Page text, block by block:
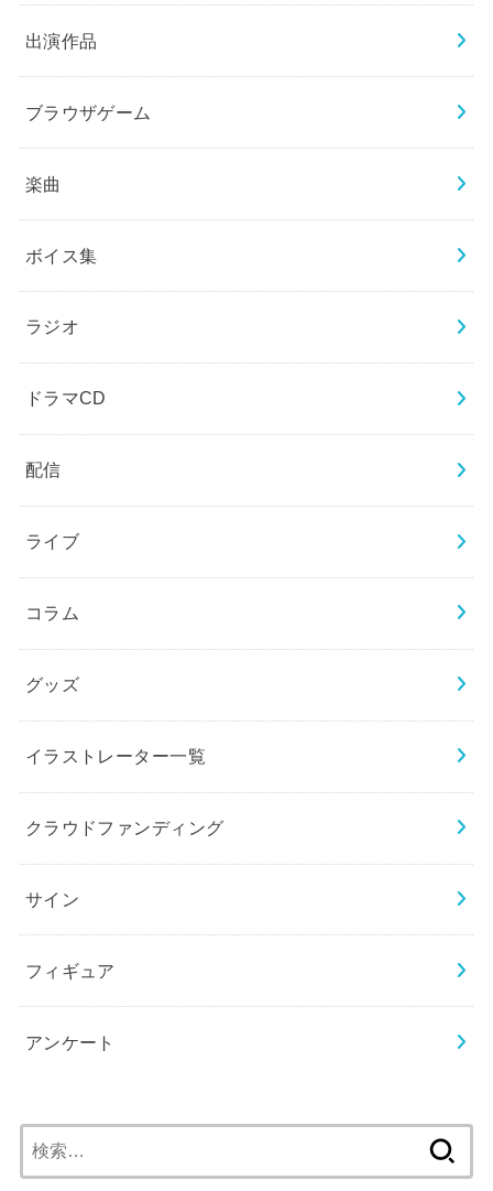
出演作品
ブラウザゲーム
楽曲
ボイス集
ラジオ
ドラマCD
配信
ライブ
コラム
グッズ
イラストレーター一覧
クラウドファンディング
サイン
フィギュア
アンケート
索: